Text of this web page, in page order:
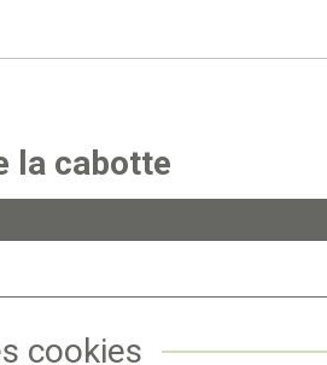
la cabotte
cookies